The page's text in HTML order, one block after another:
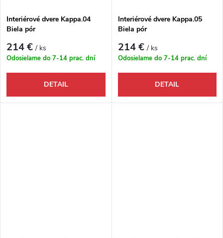
Interiérové dvere Kappa.04
Biela pór
214 €/ ks
Odosielame do 7-14 prac. dní
DETAIL
Interiérové dvere Kappa.05
Biela pór
214 €/ ks
Odosielame do 7-14 prac. dní
DETAIL